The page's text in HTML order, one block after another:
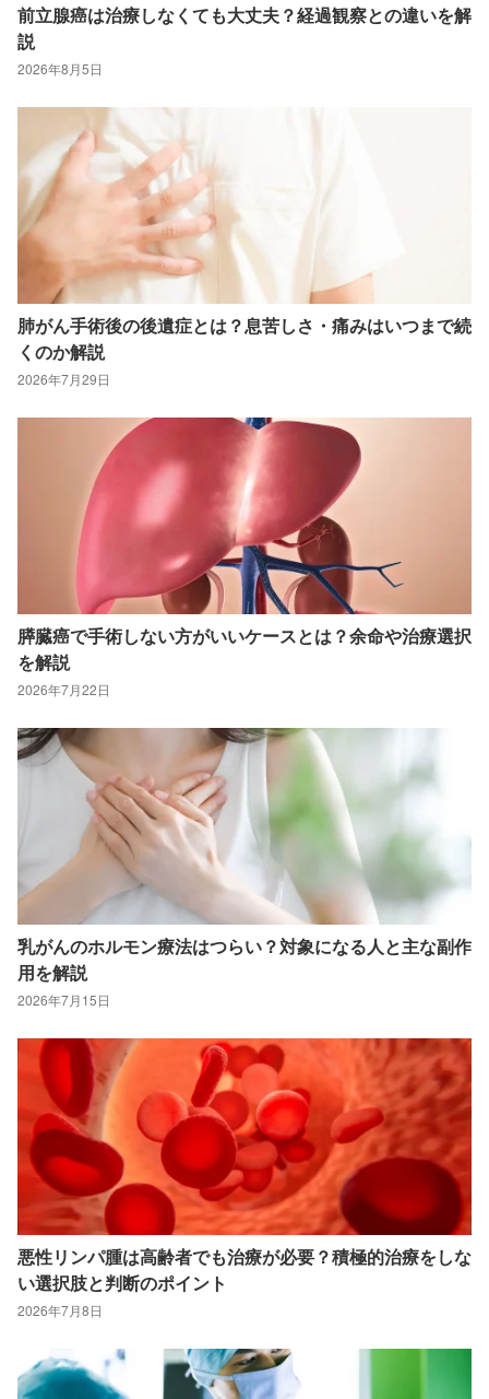
前立腺癌は治療しなくても大丈夫？経過観察との違いを解
説
2026年8月5日
肺がん手術後の後遺症とは？息苦しさ・痛みはいつまで続
くのか解説
2026年7月29日
膵臓癌で手術しない方がいいケースとは？余命や治療選択
を解説
2026年7月22日
乳がんのホルモン療法はつらい？対象になる人と主な副作
用を解説
2026年7月15日
悪性リンパ腫は高齢者でも治療が必要？積極的治療をしな
い選択肢と判断のポイント
2026年7月8日